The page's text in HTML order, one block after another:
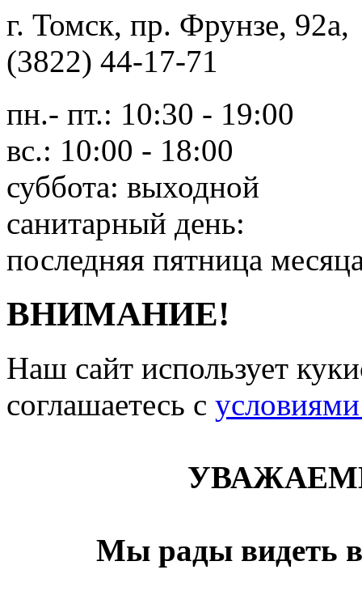
г. Томск, пр. Фрунзе,
(3822) 44-17-71
пн.- пт.: 10:30 - 19:00
вс.: 10:00 - 18:00
суббота: выходной
санитарный день:
последняя пятница
ВНИМАНИЕ!
Наш сайт использует
соглашаетесь c
Мы рады видеть